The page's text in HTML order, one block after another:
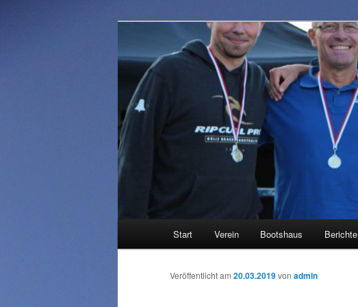
NRG
Neuwieder Ruder-Gesellschaft 1883 e.V.
Zum
Inhalt
Start Verein Bootshaus Berichte
Veröffentlicht am 20.03.2019von admin